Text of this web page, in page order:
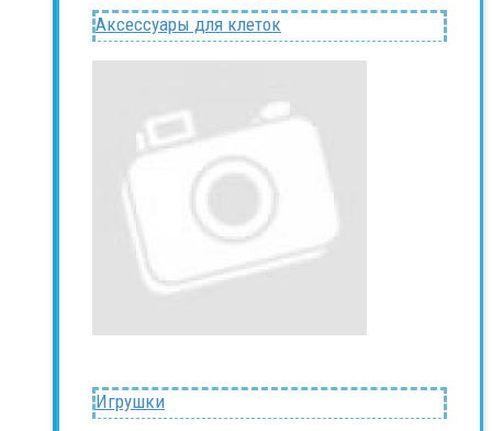
Аксессуары для клеток
Игрушки